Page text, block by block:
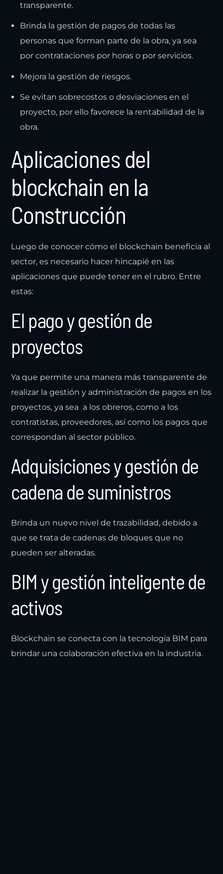
transparente.
Brinda la gestión de pagos de todas las
personas que forman parte de la obra, ya sea
por contrataciones por horas o por servicios.
Mejora la gestión de riesgos.
Se evitan sobrecostos o desviaciones en el
proyecto, por ello favorece la rentabilidad de la
obra.
Aplicaciones del
blockchain en la
Construcción
Luego de conocer cómo el blockchain beneficia al
sector, es necesario hacer hincapié en las
aplicaciones que puede tener en el rubro. Entre
estas:
El pago y gestión de
proyectos
Ya que permite una manera más transparente de
realizar la gestión y administración de pagos en los
proyectos, ya sea a los obreros, como a los
contratistas, proveedores, así como los pagos que
correspondan al sector público.
Adquisiciones y gestión de
cadena de suministros
Brinda un nuevo nivel de trazabilidad, debido a
que se trata de cadenas de bloques que no
pueden ser alteradas.
BIM y gestión inteligente de
activos
Blockchain se conecta con la tecnología BIM para
brindar una colaboración efectiva en la industria.